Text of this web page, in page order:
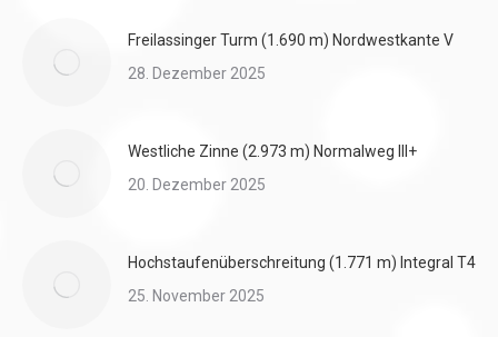
Freilassinger Turm (1.690 m) Nordwestkante V
28. Dezember 2025
Westliche Zinne (2.973 m) Normalweg III+
20. Dezember 2025
Hochstaufenüberschreitung (1.771 m) Integral T4
25. November 2025